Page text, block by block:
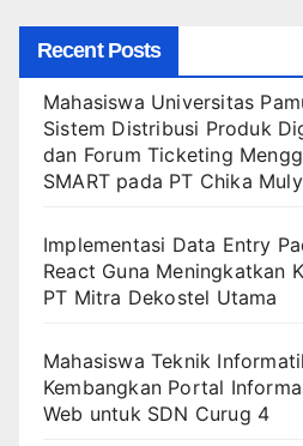
Recent Posts
Mahasiswa Universitas
Sistem Distribusi Produk
dan Forum Ticketing
SMART pada PT Chika
Implementasi Data Entry
React Guna Meningkatkan
PT Mitra Dekostel Utama
Mahasiswa Teknik
Kembangkan Portal
Web untuk SDN Curug 4